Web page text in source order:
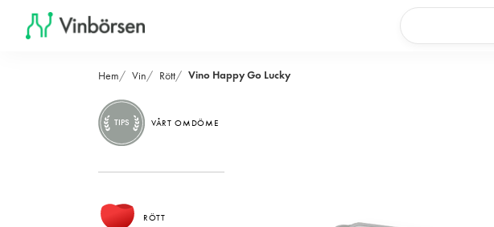
Hem Vin Rött Vino Happy Go Lucky
TIPS VÅRT OMDÖME
RÖTT